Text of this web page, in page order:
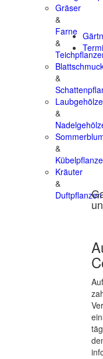
Gräser
&
Farne
&
&
Laubgehölze
&
&
Kräuter
&
Duftpflanzen